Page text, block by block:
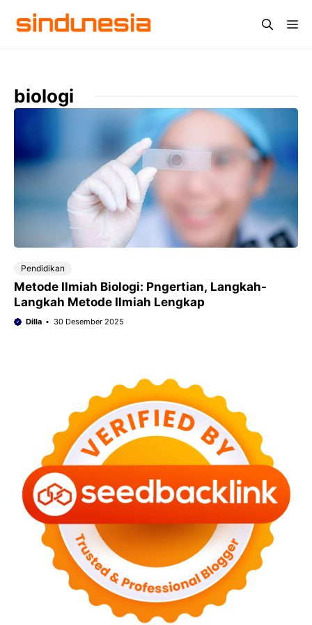
biologi
Pendidikan
Metode Ilmiah Biologi: Pngertian, Langkah-
Langkah Metode Ilmiah Lengkap
Dilla 30 Desember 2025